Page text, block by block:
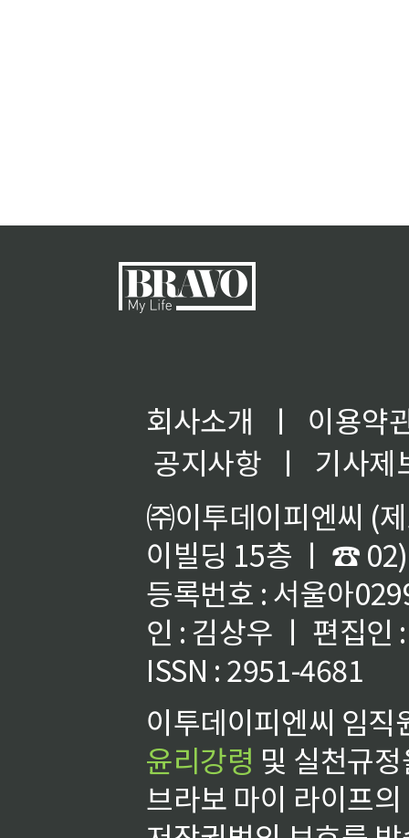
회사소개 ㅣ
이용약
공지사항
ㅣ
기사제
㈜이투데이피엔씨 (
이빌딩 15층 ㅣ ☎
등록번호 : 서울아
인 : 김상우 ㅣ 편집인
ISSN : 2951-4681
이투데이피엔씨 임
윤리강령 및 실천규
브라보 마이 라이프